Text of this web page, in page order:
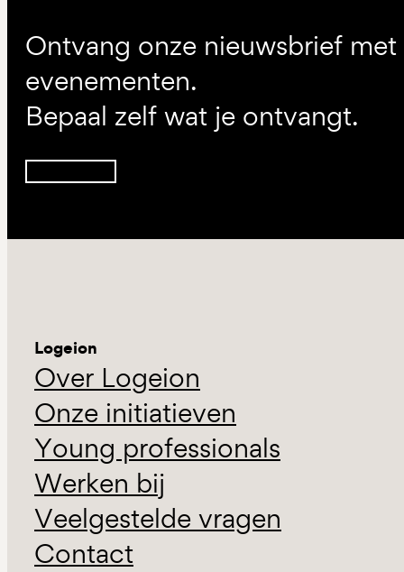
Ontvang onze nieuwsbrief
evenementen.
Bepaal zelf wat je ontvangt.
Logeion
Over Logeion
Onze initiatieven
Young professionals
Werken bij
Veelgestelde vragen
Contact